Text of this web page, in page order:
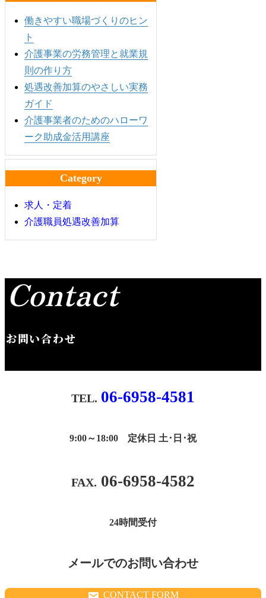
働きやすい職場づくりのヒン
ト
介護事業の労務管理と就業規
則の作り方
処遇改善加算のやさしい実務
ガイド
介護事業者のためのハローワ
ーク助成金活用講座
Category
求人・定着
介護職員処遇改善加算
Contact
お問い合わせ
06-6958-4581
9:00～18:00 定休日 土･日･祝
06-6958-4582
24時間受付
メールでのお問い合わせ
CONTACT FORM